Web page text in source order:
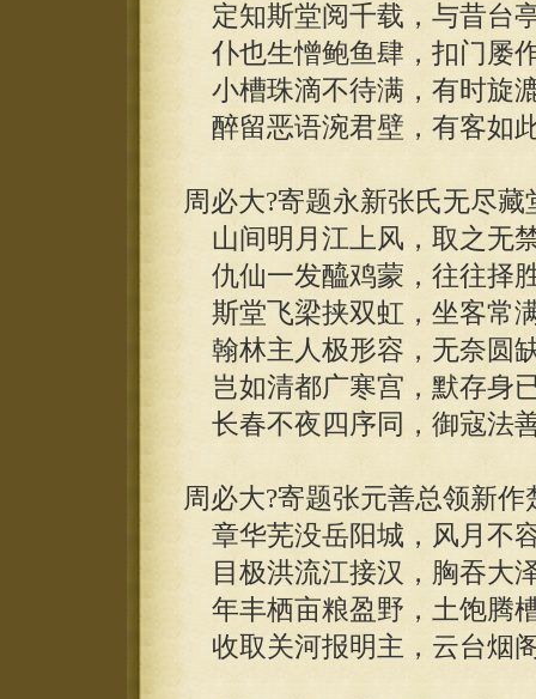
定知斯堂阅千载，与昔台
仆也生憎鲍鱼肆，扣门屡
小槽珠滴不待满，有时旋
醉留恶语涴君壁，有客如
周必大?寄题永新张氏无尽藏
山间明月江上风，取之无
仇仙一发醯鸡蒙，往往择
斯堂飞梁挟双虹，坐客常
翰林主人极形容，无奈圆
岂如清都广寒宫，默存身
长春不夜四序同，御寇法
周必大?寄题张元善总领新作
章华芜没岳阳城，风月不
目极洪流江接汉，胸吞大
年丰栖亩粮盈野，土饱腾
收取关河报明主，云台烟